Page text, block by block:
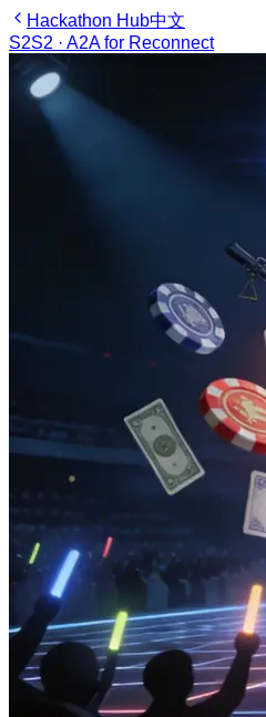
Hackathon Hub中文
S2S2 · A2A for Reconnect